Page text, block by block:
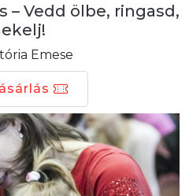
– Vedd ölbe, ringasd,
Emese